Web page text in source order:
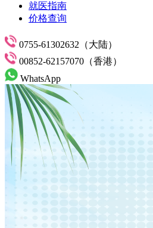
就医指南
价格查询
0755-61302632（大陆）
00852-62157070（香港）
WhatsApp